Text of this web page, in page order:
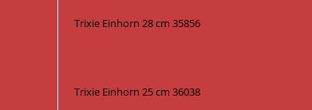
Trixie Einhorn 28 cm 35856
Trixie Einhorn 25 cm 36038